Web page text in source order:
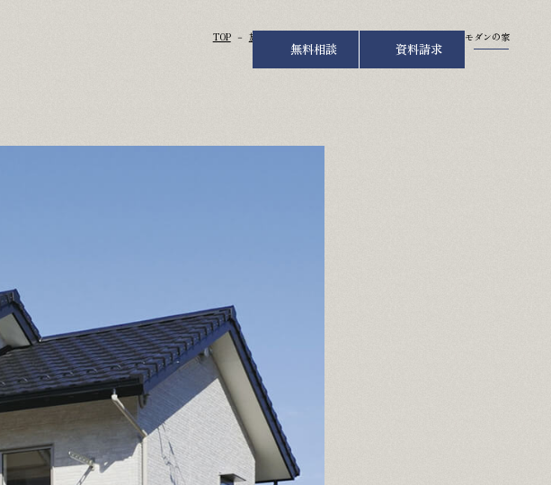
資料請求
無料相談 資料請求
TOP 施工事例 吹き抜けとロフトで開放感あふれる、和モダンの家